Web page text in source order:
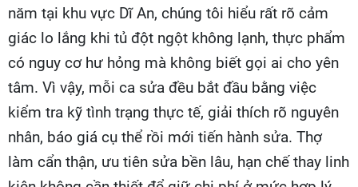
năm tại khu vực Dĩ An, chúng tôi hiểu rất rõ cảm
giác lo lắng khi tủ đột ngột không lạnh, thực phẩm
có nguy cơ hư hỏng mà không biết gọi ai cho yên
tâm. Vì vậy, mỗi ca sửa đều bắt đầu bằng việc
kiểm tra kỹ tình trạng thực tế, giải thích rõ nguyên
nhân, báo giá cụ thể rồi mới tiến hành sửa. Thợ
làm cẩn thận, ưu tiên sửa bền lâu, hạn chế thay linh